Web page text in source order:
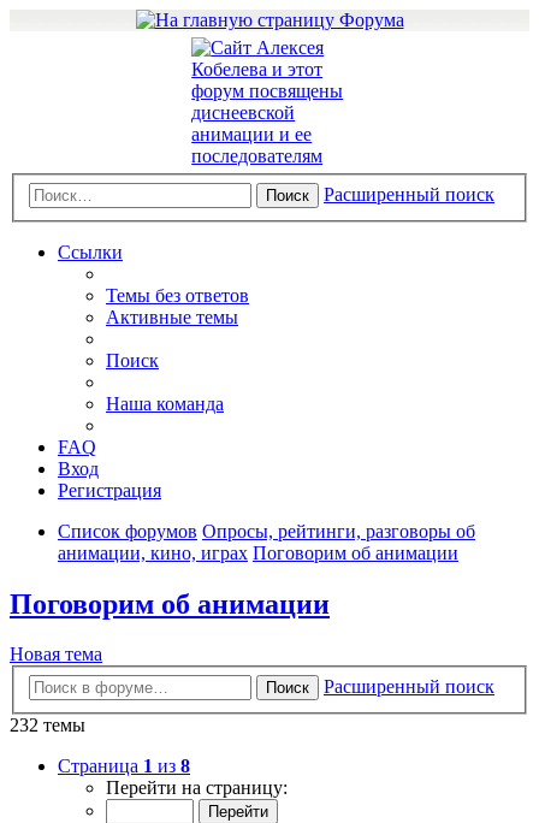
Поиск Расширенный поиск
Ссылки
Темы без ответов
Активные темы
Поиск
Наша команда
FAQ
Вход
Регистрация
Список форумов Опросы, рейтинги, разговоры об
анимации, кино, играх Поговорим об анимации
Поговорим об анимации
Новая тема
Поиск
Расширенный поиск
232 темы
Страница 1 из 8
Перейти на страницу: